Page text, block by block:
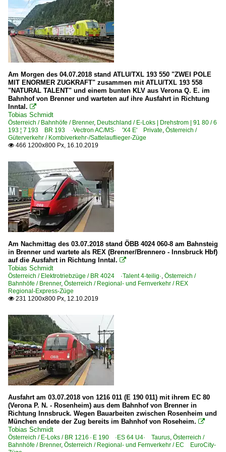
Am Morgen des 04.07.2018 stand ATLU/TXL 193 550 "ZWEI POLE
MIT ENORMER ZUGKRAFT" zusammen mit ATLU/TXL 193 558
"NATURAL TALENT" und einem bunten KLV aus Verona Q. E. im
Bahnhof von Brenner und warteten auf ihre Ausfahrt in Richtung
Inntal. 
Tobias Schmidt
Österreich / Bahnhöfe / Brenner, Deutschland / E-Loks | Drehstrom | 91 80 / 6
193 ¦ 7 193 BR 193 ·Vectron AC/MS· 'X4 E' Private, Österreich /
Güterverkehr / Kombiverkehr-/Sattelauflieger-Züge
 466 1200x800 Px, 16.10.2019
Am Nachmittag des 03.07.2018 stand ÖBB 4024 060-8 am Bahnsteig
in Brenner und wartete als REX (Brenner/Brennero - Innsbruck Hbf)
auf die Ausfahrt in Richtung Inntal. 
Tobias Schmidt
Österreich / Elektrotriebzüge / BR 4024 ·Talent 4-teilig·, Österreich /
Bahnhöfe / Brenner, Österreich / Regional- und Fernverkehr / REX
Regional-Express-Züge
 231 1200x800 Px, 12.10.2019
Ausfahrt am 03.07.2018 von 1216 011 (E 190 011) mit ihrem EC 80
(Verona P. N. - Rosenheim) aus dem Bahnhof von Brenner in
Richtung Innsbruck. Wegen Bauarbeiten zwischen Rosenheim und
München endete der Zug bereits im Bahnhof von Roseheim. 
Tobias Schmidt
Österreich / E-Loks / BR 1216 · E 190 ·ES 64 U4· Taurus, Österreich /
Bahnhöfe / Brenner, Österreich / Regional- und Fernverkehr / EC EuroCity-